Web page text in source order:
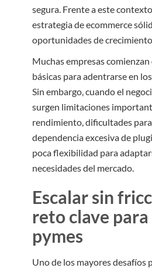
segura. Frente a este
estrategia de ecommerce
oportunidades de
Muchas empresas
básicas para adentrarse en
Sin embargo, cuando el
surgen limitaciones
rendimiento, dificultades para
dependencia excesiva de
poca flexibilidad para
necesidades del mercado.
Escalar sin
reto clave para
pymes
Uno de los mayores desafíos